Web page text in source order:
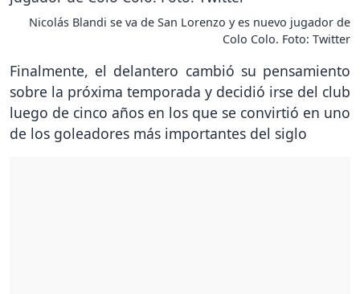
Nicolás Blandi se va de San Lorenzo y es nuevo jugador de
Colo Colo. Foto: Twitter
Finalmente, el delantero cambió su pensamiento
sobre la próxima temporada y decidió irse del club
luego de cinco años en los que se convirtió en uno
de los goleadores más importantes del siglo